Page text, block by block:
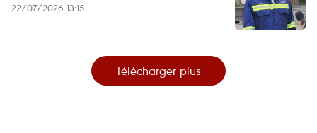
22/07/2026 13:15
Télécharger plus